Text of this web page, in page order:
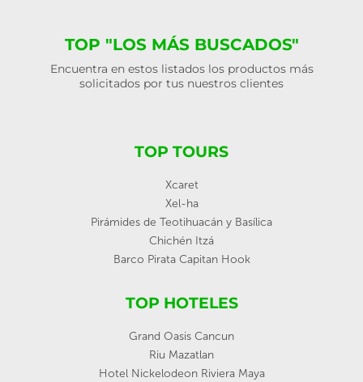
TOP "LOS MÁS BUSCADOS"
Encuentra en estos listados los productos más
solicitados por tus nuestros clientes
TOP TOURS
Xcaret
Xel-ha
Pirámides de Teotihuacán y Basílica
Chichén Itzá
Barco Pirata Capitan Hook
TOP HOTELES
Grand Oasis Cancun
Riu Mazatlan
Hotel Nickelodeon Riviera Maya